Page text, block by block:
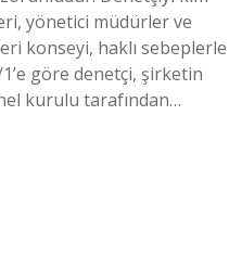
yönetici müdürler ve
konseyi, haklı sebeplerle
göre denetçi, şirketin
kurulu tarafından…